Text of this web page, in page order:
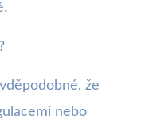
že
nebo